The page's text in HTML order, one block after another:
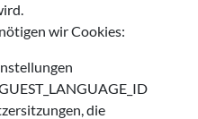
wir Cookies:
die